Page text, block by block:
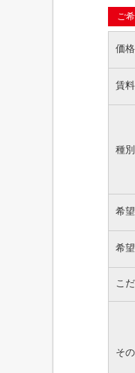
ご
価
賃
種
希
希
こ
そ